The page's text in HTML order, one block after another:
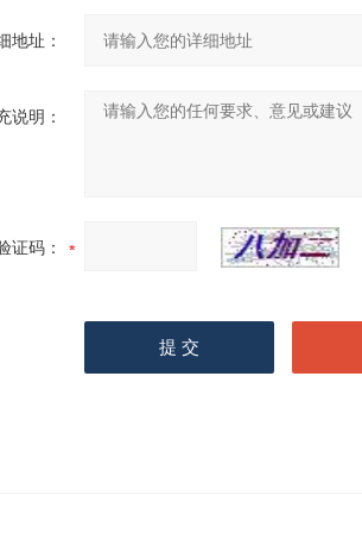
地址：
说明：
证码：